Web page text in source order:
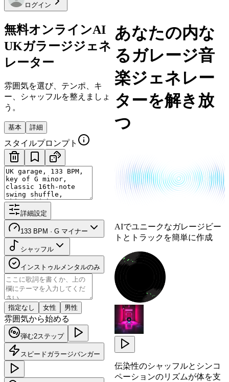
ログイン
無料オンラインAI
UKガラージジェネ
レーター
雰囲気を選び、テンポ、キ
ー、シャッフルを整えましょ
う。
基本 詳細
スタイルプロンプト
詳細設定
133 BPM · G マイナー
シャッフル
インストゥルメンタルのみ
指定なし 女性 男性
雰囲気から始める
弾む2ステップ
スピードガラージバンガー
あなたの内な
るガレージ音
楽ジェネレー
ターを解き放
つ
AIでユニークなガレージビー
トとトラックを簡単に作成
伝染性のシャッフルとシンコ
ペーションのリズムが体を支